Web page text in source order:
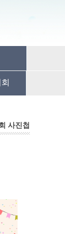
사진첩